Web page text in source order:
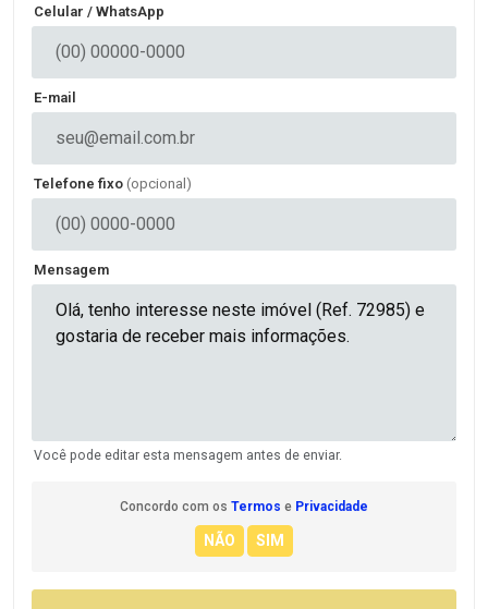
Celular / WhatsApp
E-mail
Telefone fixo (opcional)
Mensagem
Você pode editar esta mensagem antes de enviar.
Concordo com os Termos e Privacidade